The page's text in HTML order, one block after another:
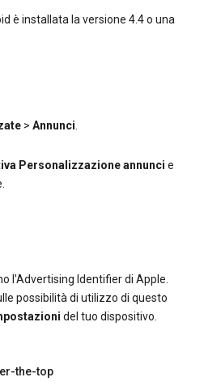
è installata la versione 4.4 o una
> Annunci.
Personalizzazione annunci e
l'Advertising Identifier di Apple.
possibilità di utilizzo di questo
del tuo dispositivo.
the-top